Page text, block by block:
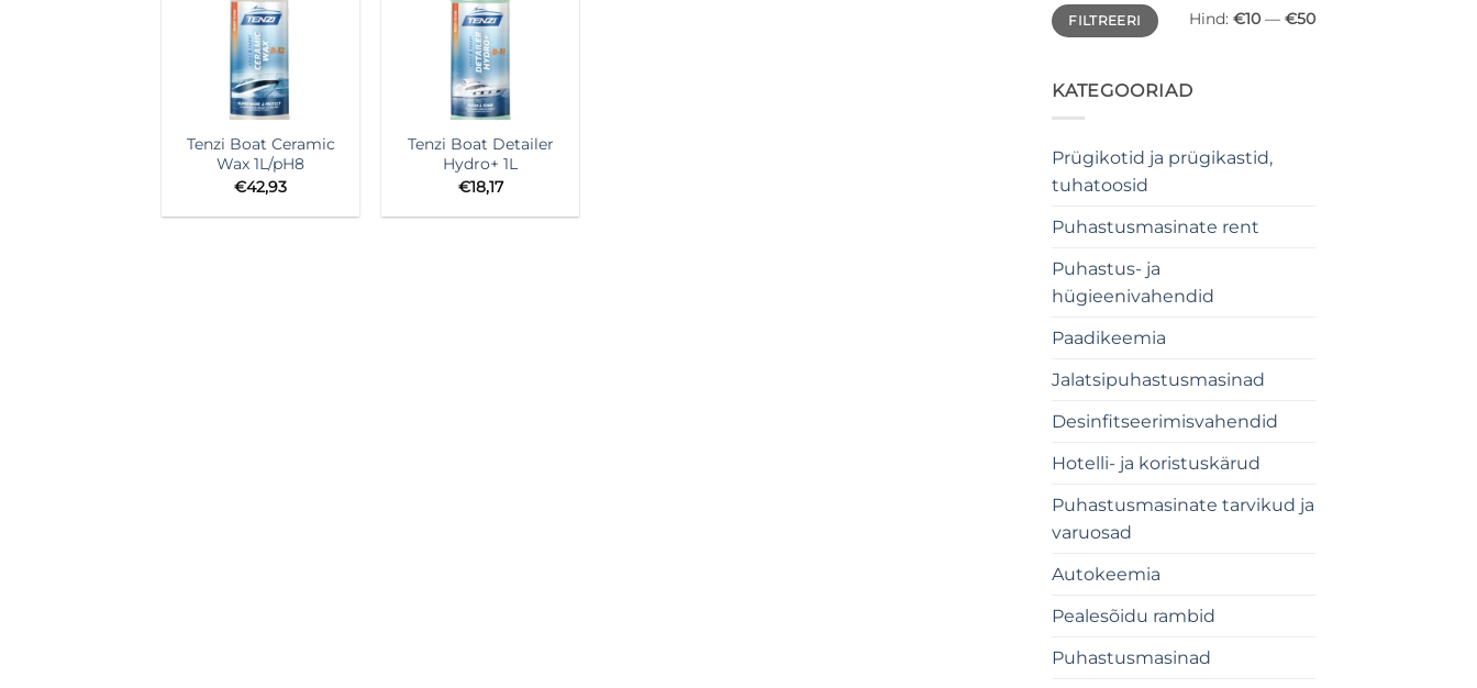
Tenzi Boat Ceramic
Wax 1L/pH8
€42,93
Tenzi Boat Detailer
Hydro+ 1L
€18,17
Minimaalne
hind
Maksimaalne
hindFILTREERI Hind: €10 — €50
KATEGOORIAD
Prügikotid ja prügikastid,
tuhatoosid
Puhastusmasinate rent
Puhastus- ja
hügieenivahendid
Paadikeemia
Jalatsipuhastusmasinad
Desinfitseerimisvahendid
Hotelli- ja koristuskärud
Puhastusmasinate tarvikud ja
varuosad
Autokeemia
Pealesõidu rambid
Puhastusmasinad